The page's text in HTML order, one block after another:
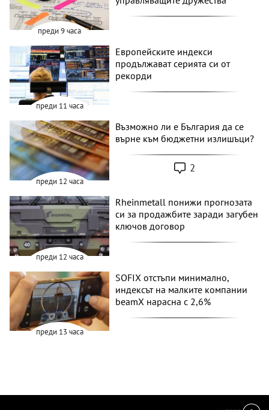
преди 9 часа
преди 11 часа
Европейските индекси
продължават серията си от
рекорди
преди 12 часа
Възможно ли е България да се
върне към бюджетни излишъци?
2
преди 12 часа
Rheinmetall понижи прогнозата
си за продажбите заради загубен
ключов договор
преди 13 часа
SOFIX отстъпи минимално,
индексът на малките компании
beamX нарасна с 2,6%